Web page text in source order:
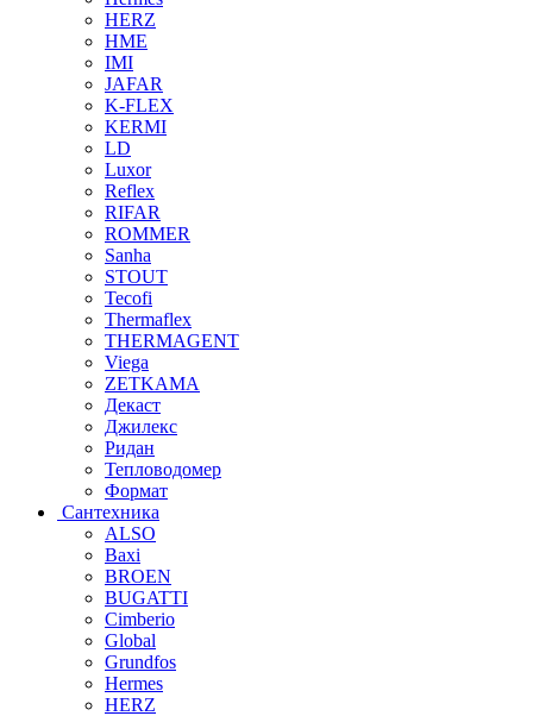
HERZ
HME
IMI
JAFAR
K-FLEX
KERMI
LD
Luxor
Reflex
RIFAR
ROMMER
Sanha
STOUT
Tecofi
Thermaflex
THERMAGENT
Viega
ZETKAMA
Декаст
Джилекс
Ридан
Тепловодомер
Формат
Сантехника
ALSO
Baxi
BROEN
BUGATTI
Cimberio
Global
Grundfos
Hermes
HERZ